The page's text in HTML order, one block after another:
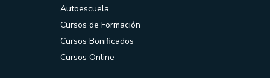
Autoescuela
Cursos de Formación
Cursos Bonificados
Cursos Online